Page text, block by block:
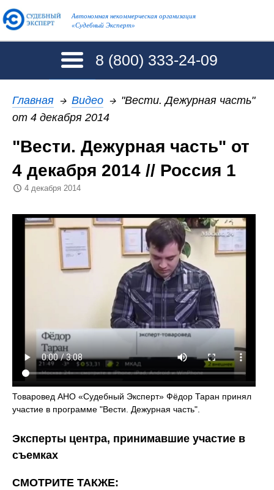
Автономная некоммерческая организация
«Судебный Эксперт»
8 (800) 333-24-09
Главная → Видео → "Вести. Дежурная часть"
от 4 декабря 2014
"Вести. Дежурная часть" от
4 декабря 2014 // Россия 1
4 декабря 2014
Товаровед АНО «Судебный Эксперт» Фёдор Таран принял
участие в программе "Вести. Дежурная часть".
Эксперты центра, принимавшие участие в
съемках
СМОТРИТЕ ТАКЖЕ: